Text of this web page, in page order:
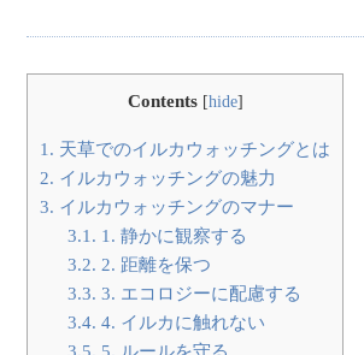
Contents [hide]
1. 天草でのイルカウォッチングとは
2. イルカウォッチングの魅力
3. イルカウォッチングのマナー
3.1. 1. 静かに観察する
3.2. 2. 距離を保つ
3.3. 3. エコロジーに配慮する
3.4. 4. イルカに触れない
3.5. 5. ルールを守る